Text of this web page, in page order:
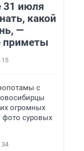
31 июля
какой
—
приметы
15
с
огромных
суровых
34